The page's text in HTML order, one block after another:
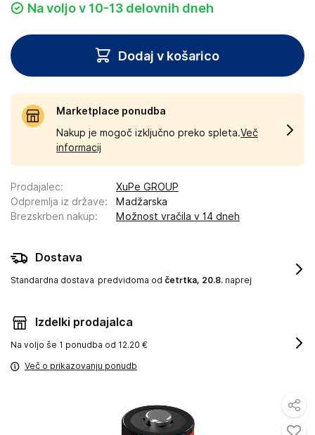
Na voljo v 10-13 delovnih dneh
Dodaj v košarico
Marketplace ponudba
Nakup je mogoč izključno preko spleta.Več
informacij
Prodajalec:
XuPe GROUP
Odpremlja iz države:
Madžarska
Brezskrben nakup: Možnost vračila v 14 dneh
Dostava
Standardna dostava predvidoma od četrtka, 20.8. naprej
Izdelki prodajalca
Na voljo še 1 ponudba od 12.20 €
Več o prikazovanju ponudb